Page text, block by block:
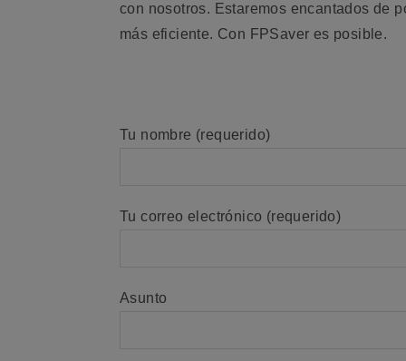
con nosotros. Estaremos encantados de
más eficiente. Con FPSaver es posible.
Tu nombre (requerido)
Tu correo electrónico (requerido)
Asunto